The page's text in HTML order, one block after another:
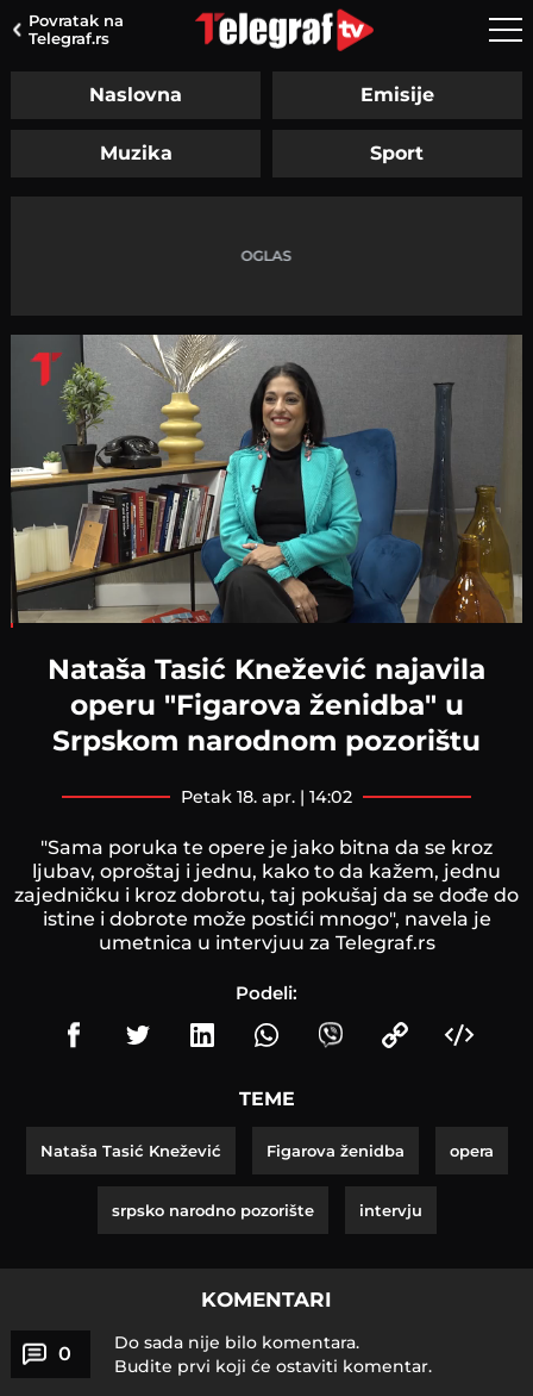
Povratak na
Telegraf.rs
Naslovna Emisije
Muzika Sport
Nataša Tasić Knežević najavila
operu "Figarova ženidba" u
Srpskom narodnom pozorištu
petak 18. apr. | 14:02
"Sama poruka te opere je jako bitna da se kroz
ljubav, oproštaj i jednu, kako to da kažem, jednu
zajedničku i kroz dobrotu, taj pokušaj da se dođe do
istine i dobrote može postići mnogo", navela je
umetnica u intervjuu za Telegraf.rs
Podeli:
TEME
Nataša Tasić Knežević Figarova ženidba opera
srpsko narodno pozorište intervju
KOMENTARI
0
Do sada nije bilo komentara.
Budite prvi koji će ostaviti komentar.